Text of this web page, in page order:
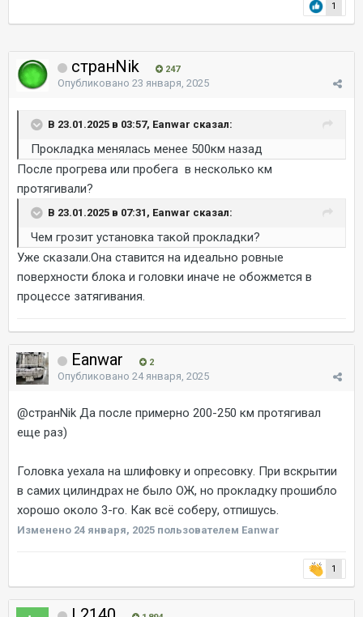
1
странNik 247
Опубликовано 23 января, 2025
В 23.01.2025 в 03:57, Eanwar сказал:
Прокладка менялась менее 500км назад
После прогрева или пробега в несколько км
протягивали?
В 23.01.2025 в 07:31, Eanwar сказал:
Чем грозит установка такой прокладки?
Уже сказали.Она ставится на идеально ровные
поверхности блока и головки иначе не обожмется в
процессе затягивания.
Eanwar 2
Опубликовано 24 января, 2025
@странNik Да после примерно 200-250 км протягивал
еще раз)
Головка уехала на шлифовку и опресовку. При вскрытии
в самих цилиндрах не было ОЖ, но прокладку прошибло
хорошо около 3-го. Как всё соберу, отпишусь.
Изменено 24 января, 2025 пользователем Eanwar
1